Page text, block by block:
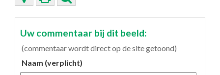
Uw commentaar bij dit beeld:
(commentaar wordt direct op de site getoond)
Naam (verplicht)